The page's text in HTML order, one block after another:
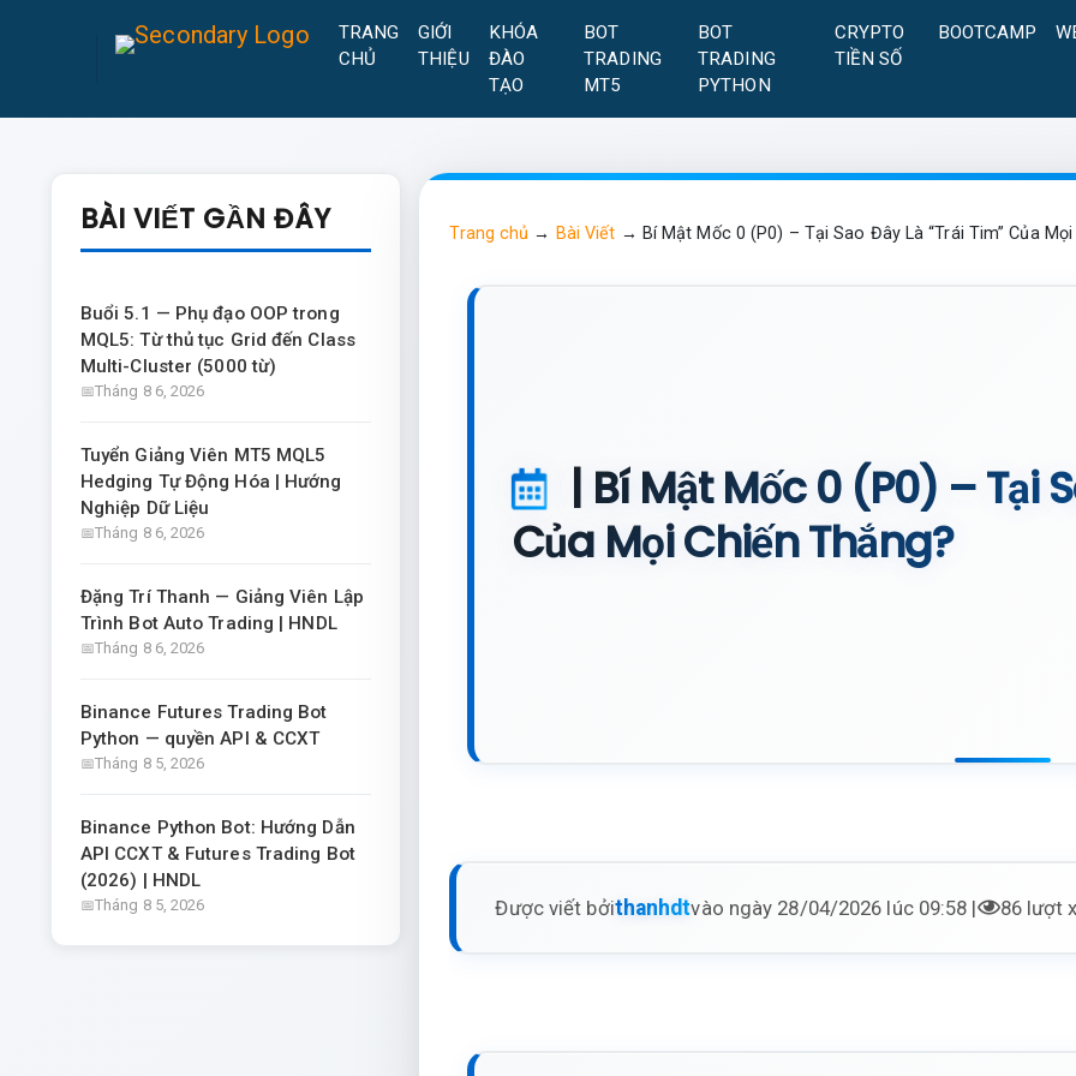
TRANG
CHỦ
GIỚI
THIỆU
KHÓA
ĐÀO
TẠO
BOT
TRADING
MT5
BOT
TRADING
PYTHON
CRYPTO
TIỀN SỐ
BOOTCAMP
BÀI VIẾT GẦN ĐÂY
Buổi 5.1 — Phụ đạo OOP trong
MQL5: Từ thủ tục Grid đến Class
Multi-Cluster (5000 từ)
Tháng 8 6, 2026
Tuyển Giảng Viên MT5 MQL5
Hedging Tự Động Hóa | Hướng
Nghiệp Dữ Liệu
Tháng 8 6, 2026
Đặng Trí Thanh — Giảng Viên Lập
Trình Bot Auto Trading | HNDL
Tháng 8 6, 2026
Binance Futures Trading Bot
Python — quyền API & CCXT
Tháng 8 5, 2026
Binance Python Bot: Hướng Dẫn
API CCXT & Futures Trading Bot
(2026) | HNDL
Tháng 8 5, 2026
Trang chủ → Bài Viết → Bí Mật Mốc 0 (P0) – Tại Sao Đây Là “Trái Tim” Của
| Bí Mật Mốc 0 (P0) – Tại
Của Mọi Chiến Thắng?
Được viết bởithanhdtvào ngày 28/04/2026 lúc 09:58 | 86 lượt